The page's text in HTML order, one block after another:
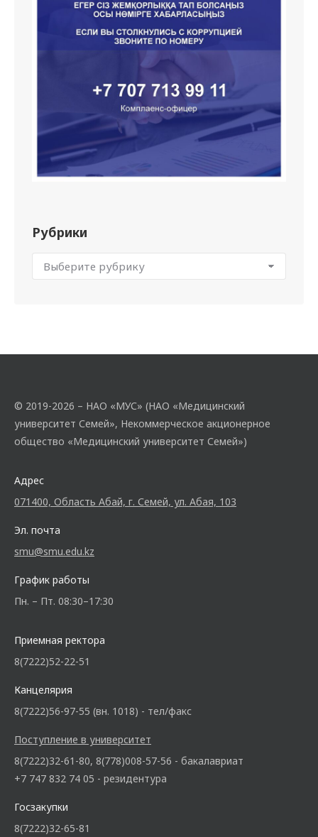
Рубрики
© 2019-2026 – НАО «МУС» (НАО «Медицинский
университет Семей», Некоммерческое акционерное
общество «Медицинский университет Семей»)
Адрес
071400, Область Абай, г. Семей, ул. Абая, 103
Эл. почта
smu@smu.edu.kz
График работы
Пн. – Пт. 08:30–17:30
Приемная ректора
8(7222)52-22-51
Канцелярия
8(7222)56-97-55 (вн. 1018) - тел/факс
Поступление в университет
8(7222)32-61-80, 8(778)008-57-56 - бакалавриат
+7 747 832 74 05 - резидентура
Госзакупки
8(7222)32-65-81